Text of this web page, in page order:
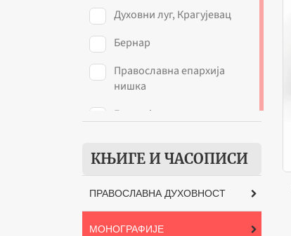
Духовни луг, Крагујевац
Бернар
Православна епархија
нишка
Епархија зворничко -
Одбор за просвету и културу
Епархије пожаревачко-
браничевске, Пожаревац
Призренска богословија
КЊИГЕ И ЧАСОПИСИ
ПРАВОСЛАВНА ДУХОВНОСТ
МОНОГРАФИЈЕ